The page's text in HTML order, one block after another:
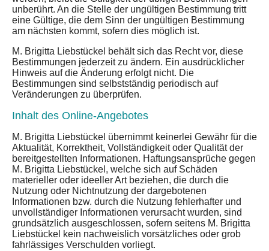
unberührt. An die Stelle der ungültigen Bestimmung tritt
eine Gültige, die dem Sinn der ungültigen Bestimmung
am nächsten kommt, sofern dies möglich ist.
M. Brigitta Liebstückel behält sich das Recht vor, diese
Bestimmungen jederzeit zu ändern. Ein ausdrücklicher
Hinweis auf die Änderung erfolgt nicht. Die
Bestimmungen sind selbstständig periodisch auf
Veränderungen zu überprüfen.
Inhalt des Online-Angebotes
M. Brigitta Liebstückel übernimmt keinerlei Gewähr für die
Aktualität, Korrektheit, Vollständigkeit oder Qualität der
bereitgestellten Informationen. Haftungsansprüche gegen
M. Brigitta Liebstückel, welche sich auf Schäden
materieller oder ideeller Art beziehen, die durch die
Nutzung oder Nichtnutzung der dargebotenen
Informationen bzw. durch die Nutzung fehlerhafter und
unvollständiger Informationen verursacht wurden, sind
grundsätzlich ausgeschlossen, sofern seitens M. Brigitta
Liebstückel kein nachweislich vorsätzliches oder grob
fahrlässiges Verschulden vorliegt.